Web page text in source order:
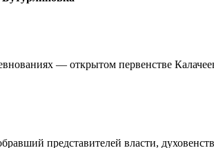
— открытом первенстве
представителей власти,